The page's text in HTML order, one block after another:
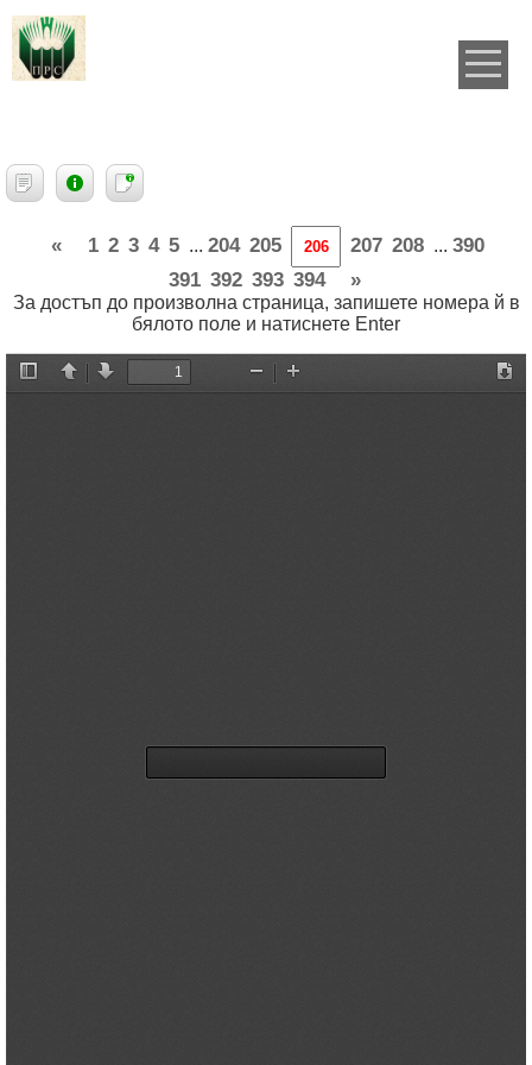
« 1 2 3 4 5 ... 204 205 207 208 ... 390
391 392 393 394 »
За достъп до произволна страница, запишете номера й в
бялото поле и натиснете Enter